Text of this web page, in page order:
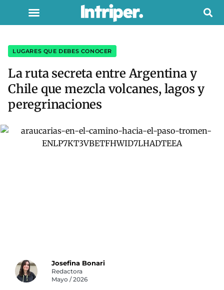
LUGARES QUE DEBES CONOCER
La ruta secreta entre Argentina y
Chile que mezcla volcanes, lagos y
peregrinaciones
Josefina Bonari
Redactora
Mayo / 2026